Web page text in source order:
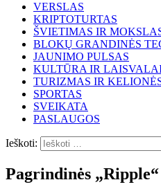
VERSLAS
KRIPTOTURTAS
ŠVIETIMAS IR
BLOKŲ GRANDINĖS
JAUNIMO PULSAS
KULTŪRA IR
TURIZMAS IR
SPORTAS
SVEIKATA
PASLAUGOS
Ieškoti:
Pagrindinės